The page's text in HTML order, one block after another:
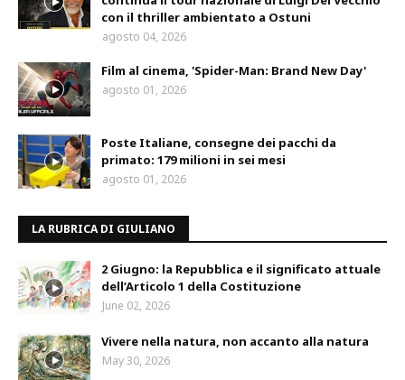
con il thriller ambientato a Ostuni
agosto 04, 2026
Film al cinema, 'Spider-Man: Brand New Day'
agosto 01, 2026
Poste Italiane, consegne dei pacchi da
primato: 179 milioni in sei mesi
agosto 01, 2026
LA RUBRICA DI GIULIANO
2 Giugno: la Repubblica e il significato attuale
dell’Articolo 1 della Costituzione
June 02, 2026
Vivere nella natura, non accanto alla natura
May 30, 2026